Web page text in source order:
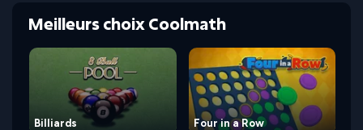
Meilleurs choix Coolmath
Billiards Four in a Row